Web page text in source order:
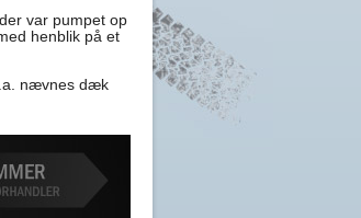
var pumpet op
henblik på et
nævnes dæk